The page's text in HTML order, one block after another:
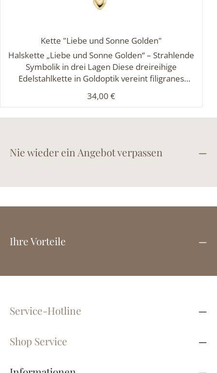
Kette "Liebe und Sonne Golden"
Halskette „Liebe und Sonne Golden“ – Strahlende
Symbolik in drei Lagen Diese dreireihige
Edelstahlkette in Goldoptik vereint filigranes
feinen Panzer- und Ankerketten in abgestuften
für elegante Details. Das Highlight: Zwei glänzende
Anhänger – eine strahlende Sonne (1 cm) in der
Karabinerverschluss ist „Liebe und Sonne“ das
Regulärer Preis:
34,00 €
Nie wieder ein Angebot verpassen
Ihre Vorteile
Service-Hotline
Shop Service